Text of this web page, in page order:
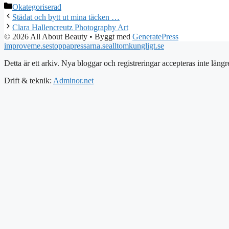
Kategorier
Okategoriserad
Städat och bytt ut mina täcken …
Clara Hallencreutz Photography Art
© 2026 All About Beauty • Byggt med GeneratePress
improveme.sestoppapressarna.sealltomkungligt.se
Detta är ett arkiv. Nya bloggar och registreringar accepteras inte
Drift & teknik: Adminor.net